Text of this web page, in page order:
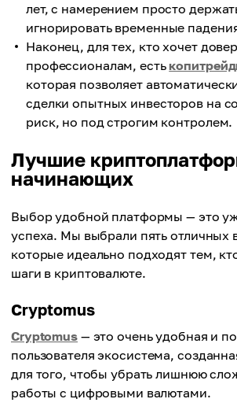
лет, с намерением просто
игнорировать временные
Наконец, для тех, кто хочет
профессионалам, есть
которая позволяет
сделки опытных инвесторов на
риск, но под строгим контролем.
Лучшие
начинающих
Выбор удобной платформы — это
успеха. Мы выбрали пять отличных
которые идеально подходят тем,
шаги в криптовалюте.
Cryptomus
Cryptomus— это очень удобная и
пользователя экосистема,
для того, чтобы убрать лишнюю
работы с цифровыми валютами.